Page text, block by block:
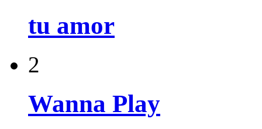
tu amor
2
Wanna Play